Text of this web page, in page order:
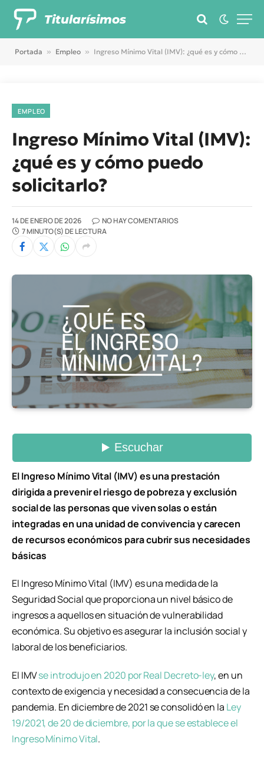
Titularísimos
Portada » Empleo » Ingreso Mínimo Vital (IMV): ¿qué es y cómo puedo solicitarlo?
EMPLEO
Ingreso Mínimo Vital (IMV):
¿qué es y cómo puedo
solicitarlo?
14 DE ENERO DE 2026
NO HAY COMENTARIOS
7 MINUTO(S) DE LECTURA
El Ingreso Mínimo Vital (IMV) es una prestación
dirigida a prevenir el riesgo de pobreza y exclusión
social de las personas que viven solas o están
integradas en una unidad de convivencia y carecen
de recursos económicos para cubrir sus necesidades
básicas
El Ingreso Mínimo Vital (IMV) es una medida de la
Seguridad Social que proporciona un nivel básico de
ingresos a aquellos en situación de vulnerabilidad
económica. Su objetivo es asegurar la inclusión social y
laboral de los beneficiarios.
El IMVse introdujo en 2020 por Real Decreto-ley, en un
contexto de exigencia y necesidad a consecuencia de la
pandemia. En diciembre de 2021 se consolidó en la Ley
19/2021, de 20 de diciembre, por la que se establece el
Ingreso Mínimo Vital.